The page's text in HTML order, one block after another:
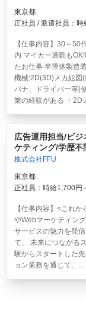
東京都
正社員 / 派遣社員：時
【仕事内容】30～50
内 マイカー通勤も
たお仕事 半導体製造
機械:2D(3D)メカ組図
パナ、ドライバー等)
業の経験がある ・2D
広告運用担当/ビ
ケティング/学歴不
株式会社FFU
東京都
正社員：時給1,700円
【仕事内容】<これ
やWebマーケティン
サービスの魅力を発
て、 未来につながる
験からスタートした
ョン業務を通じて、...